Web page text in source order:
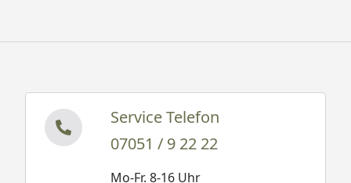
Service Telefon
07051 / 9 22 22
Mo-Fr. 8-16 Uhr